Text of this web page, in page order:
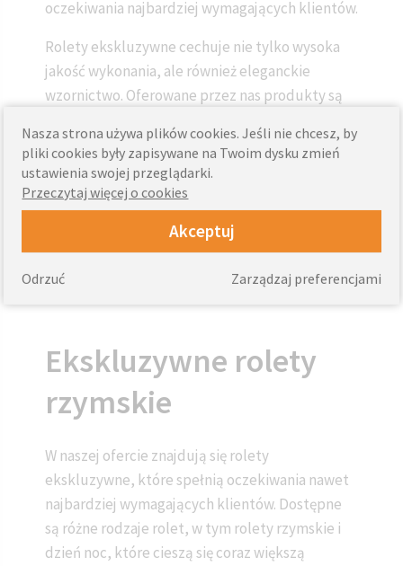
oczekiwania najbardziej wymagających klientów.
Rolety ekskluzywne cechuje nie tylko wysoka
jakość wykonania, ale również eleganckie
wzornictwo. Oferowane przez nas produkty są
umożliwia stworzenie harmonijnego wystroju
wnętrza. Rolety rzymskie, dzięki swoim fałdom,
nadają pomieszczeniu wyjątkowego uroku,
podkreślając jego styl i elegancję. Natomiast
rolety dzień noc, dzięki swojej funkcjonalności,
poszukujących komfortu i estetyki.
Ekskluzywne rolety
rzymskie
W naszej ofercie znajdują się rolety
ekskluzywne, które spełnią oczekiwania nawet
najbardziej wymagających klientów. Dostępne
są różne rodzaje rolet, w tym rolety rzymskie i
dzień noc, które cieszą się coraz większą
Nasza strona używa plików cookies. Jeśli nie chcesz, by
pliki cookies były zapisywane na Twoim dysku zmień
ustawienia swojej przeglądarki.
Przeczytaj więcej o cookies
Akceptuj
Zarządzaj preferencjami
Odrzuć